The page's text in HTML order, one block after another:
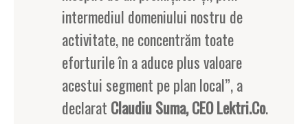
intermediul domeniului nostru de
activitate, ne concentrăm toate
eforturile în a aduce plus valoare
acestui segment pe plan local”, a
declarat Claudiu Suma, CEO Lektri.Co.